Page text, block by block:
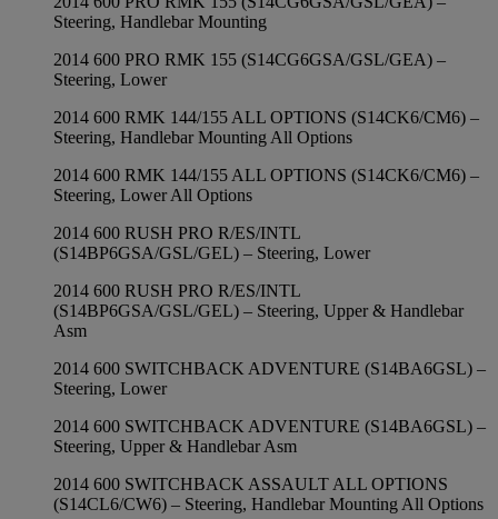
Steering, Handlebar Mounting
2014 600 PRO RMK 155 (S14CG6GSA/GSL/GEA) –
Steering, Lower
2014 600 RMK 144/155 ALL OPTIONS (S14CK6/CM6) –
Steering, Handlebar Mounting All Options
2014 600 RMK 144/155 ALL OPTIONS (S14CK6/CM6) –
Steering, Lower All Options
2014 600 RUSH PRO R/ES/INTL
(S14BP6GSA/GSL/GEL) – Steering, Lower
2014 600 RUSH PRO R/ES/INTL
(S14BP6GSA/GSL/GEL) – Steering, Upper & Handlebar
Asm
2014 600 SWITCHBACK ADVENTURE (S14BA6GSL) –
Steering, Lower
2014 600 SWITCHBACK ADVENTURE (S14BA6GSL) –
Steering, Upper & Handlebar Asm
2014 600 SWITCHBACK ASSAULT ALL OPTIONS
(S14CL6/CW6) – Steering, Handlebar Mounting All Options